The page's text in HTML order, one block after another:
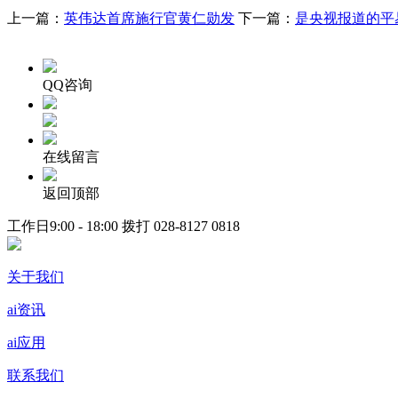
上一篇： 英伟达首席施行官黄仁勋发 下一篇： 是央视报道的
QQ咨询
在线留言
返回顶部
工作日9:00 - 18:00 拨打 028-8127 0818
关于我们
ai资讯
ai应用
联系我们